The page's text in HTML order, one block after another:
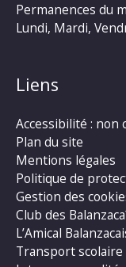
Permanences du
Lundi, Mardi,
Liens
Accessibilité : non
Plan du site
Mentions légales
Politique de
Gestion des
Club des
L’Amical
Transport scolaire